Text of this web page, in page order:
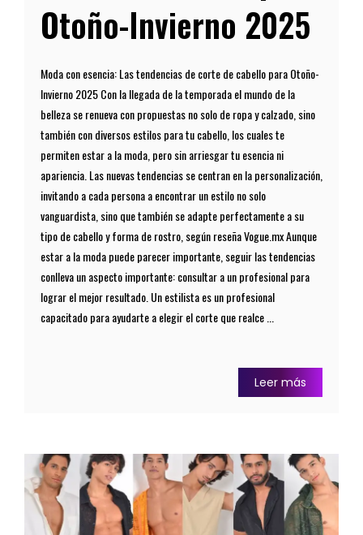
Otoño-Invierno 2025
Moda con esencia: Las tendencias de corte de cabello para Otoño-
Invierno 2025 Con la llegada de la temporada el mundo de la
belleza se renueva con propuestas no solo de ropa y calzado, sino
también con diversos estilos para tu cabello, los cuales te
permiten estar a la moda, pero sin arriesgar tu esencia ni
apariencia. Las nuevas tendencias se centran en la personalización,
invitando a cada persona a encontrar un estilo no solo
vanguardista, sino que también se adapte perfectamente a su
tipo de cabello y forma de rostro, según reseña Vogue.mx Aunque
estar a la moda puede parecer importante, seguir las tendencias
conlleva un aspecto importante: consultar a un profesional para
lograr el mejor resultado. Un estilista es un profesional
capacitado para ayudarte a elegir el corte que realce ...
Leer más